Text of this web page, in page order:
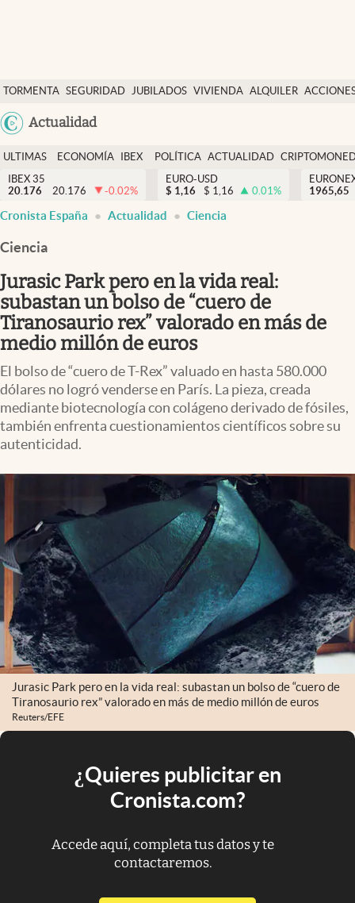
TORMENTA SEGURIDAD JUBILADOS VIVIENDA ALQUILER
USA
Actualidad
Economía y finanzas
Política
Actualidad
Criptomonedas
España
ULTIMAS
NOTICIAS
ECONOMÍA
FINANZAS
IBEX
EURO
POLÍTICA ACTUALIDAD
IBEX 35
20.176
20.176 -0.02%
EURO-USD
$ 1,16 $ 1,16 0.01%
1965,65
Cronista España Actualidad Ciencia
Ciencia
Jurasic Park pero en la vida real:
subastan un bolso de “cuero de
Tiranosaurio rex” valorado en más de
medio millón de euros
El bolso de “cuero de T-Rex” valuado en hasta 580.000
dólares no logró venderse en París. La pieza, creada
mediante biotecnología con colágeno derivado de fósiles,
también enfrenta cuestionamientos científicos sobre su
autenticidad.
Jurasic Park pero en la vida real: subastan un bolso de “cuero de
Tiranosaurio rex” valorado en más de medio millón de euros
Reuters/EFE
¿Quieres publicitar en
Cronista.com?
Accede aquí, completa tus datos y te
contactaremos.